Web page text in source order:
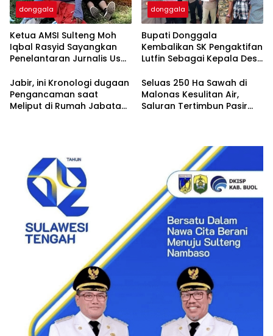
donggala
Ketua AMSI Sulteng Moh
Iqbal Rasyid Sayangkan
Penelantaran Jurnalis Usai
donggala
Bupati Donggala
Kembalikan SK Pengaktifan
Lutfin Sebagai Kepala Desa
Jabir, ini Kronologi dugaan
Pengancaman saat
Meliput di Rumah Jabatan
Seluas 250 Ha Sawah di
Malonas Kesulitan Air,
Saluran Tertimbun Pasir